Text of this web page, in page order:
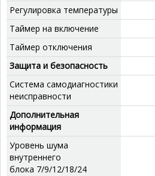
Регулировка температуры
Таймер на включение
Таймер отключения
Защита и безопасность
Система самодиагностики
неисправности
Дополнительная
информация
Уровень шума
внутреннего
блока 7/9/12/18/24